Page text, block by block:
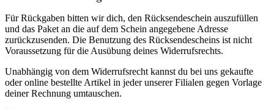
Für Rückgaben bitten wir dich, den Rücksendeschein auszufüllen
und das Paket an die auf dem Schein angegebene Adresse
zurückzusenden. Die Benutzung des Rücksendescheins ist nicht
Voraussetzung für die Ausübung deines Widerrufsrechts.
Unabhängig von dem Widerrufsrecht kannst du bei uns gekaufte
oder online bestellte Artikel in jeder unserer Filialen gegen Vorlage
deiner Rechnung umtauschen.